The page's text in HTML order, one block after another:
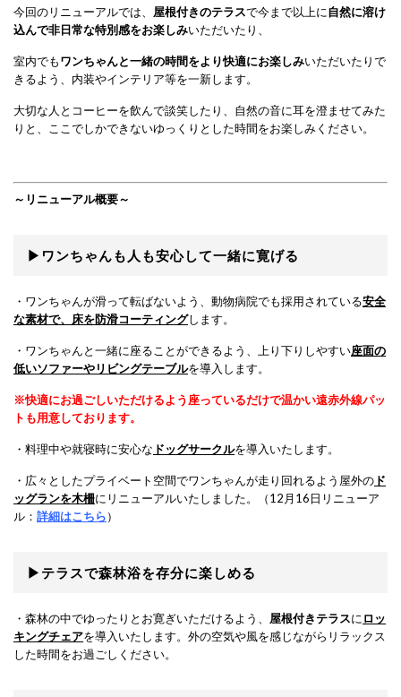
今回のリニューアルでは、 屋根付きのテラスで今まで以上に自然に溶け
込んで非日常な特別感をお楽しみいただいたり、
室内でもワンちゃんと一緒の時間をより快適にお楽しみいただいたりで
きるよう、内装やインテリア等を一新します。
大切な人とコーヒーを飲んで談笑したり、自然の音に耳を澄ませてみた
りと、ここでしかできないゆっくりとした時間をお楽しみください。
～リニューアル概要～
▶ワンちゃんも人も安心して一緒に寛げる
・ワンちゃんが滑って転ばないよう、動物病院でも採用されている安全
な素材で、 床を防滑コーティングします。
・ワンちゃんと一緒に座ることができるよう、上り下りしやすい座面の
低いソファーやリビングテーブルを導入します。
※快適にお過ごしいただけるよう座っているだけで温かい遠赤外線パッ
トも用意しております。
・料理中や就寝時に安心な ドッグサークルを導入いたします。
・広々としたプライベート空間でワンちゃんが走り回れるよう屋外の ド
ッグランを木柵にリニューアルいたしました。（12月16日リニューア
ル： 詳細はこちら）
▶テラスで森林浴を存分に楽しめる
・森林の中でゆったりとお寛ぎいただけるよう、 屋根付きテラスにロッ
キングチェアを導入いたします。外の空気や風を感じながらリラックス
した時間をお過ごしください。